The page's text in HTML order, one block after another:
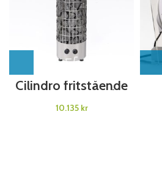
Cilindro fritstående
saunaovn med
indbygget styring
kr